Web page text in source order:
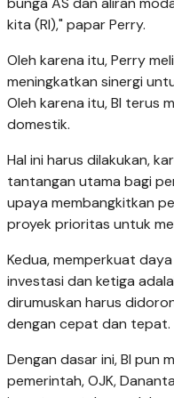
kita (RI)," papar Perry.
Oleh karena itu, Perry
meningkatkan sinergi
Oleh karena itu, BI terus
domestik.
Hal ini harus dilakukan,
tantangan utama bagi
upaya membangkitkan
proyek prioritas untuk
Kedua, memperkuat
investasi dan ketiga
dirumuskan harus
dengan cepat dan tepat.
Dengan dasar ini, BI pun
pemerintah, OJK,